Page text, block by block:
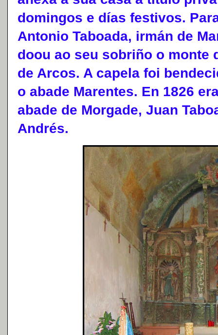
domingos e días festivos.
Antonio Taboada, irmán de
doou ao seu sobriño o monte
de Arcos. A capela foi
o abade Marentes. En 1826
abade de Morgade, Juan
Andrés.